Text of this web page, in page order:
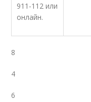
911-112 или
онлайн.
8
4
6